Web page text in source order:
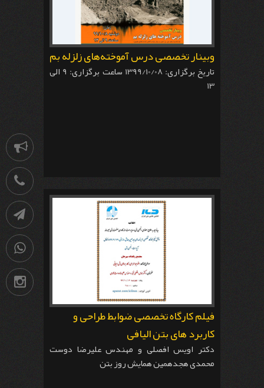
وبینار تخصصی درس آموخته‌های زلزله بم
تاریخ برگزاری: 1399/10/08 ساعت برگزاری: 9 الی
13
فیلم کارگاه تخصصی ضوابط طراحی و
کاربرد های بتن الیافی
دکتر اویس افصلی و مهندس علیرضا دوست
محمدی هجدهمین همایش روز بتن